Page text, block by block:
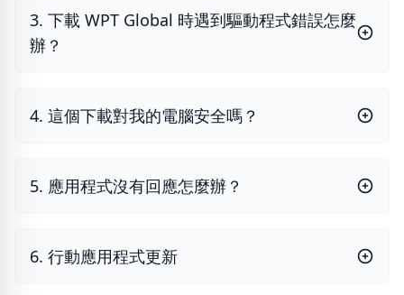
3. 下載 WPT Global 時遇到驅動程式錯誤怎麼
辦？
4. 這個下載對我的電腦安全嗎？
5. 應用程式沒有回應怎麼辦？
6. 行動應用程式更新